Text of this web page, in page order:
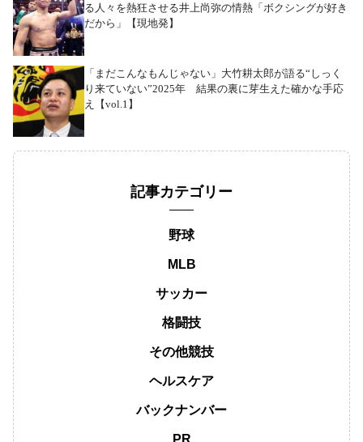
る人々を熱狂させる井上尚弥の情熱「ボクシングが好き
だから」【現地発】
「まだこんなもんじゃない」大竹耕太郎が語る“しっく
り来ていない”2025年 結果の裏に芽生えた確かな手応
え【vol.1】
記事カテゴリー
野球
MLB
サッカー
格闘技
その他競技
ヘルスケア
バックナンバー